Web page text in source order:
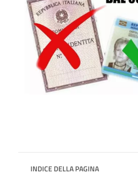
INDICE DELLA PAGINA